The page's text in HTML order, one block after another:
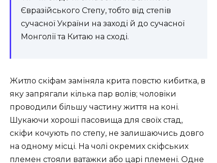
Євразійського Степу, тобто від степів
сучасної України на заході й до сучасної
Монголії та Китаю на сході.
Житло скіфам заміняла крита повстю кибитка, в
яку запрягали кілька пар волів; чоловіки
проводили більшу частину життя на коні.
Шукаючи хороші пасовища для своїх стад,
скіфи кочують по степу, не залишаючись довго
на одному місці. На чолі окремих скіфських
племен стояли ватажки або царі племені. Одне